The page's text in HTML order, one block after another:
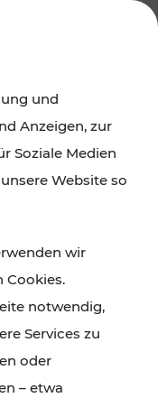
und
Anzeigen, zur
Soziale Medien
Website so
wir
Cookies.
notwendig,
Services zu
oder
– etwa